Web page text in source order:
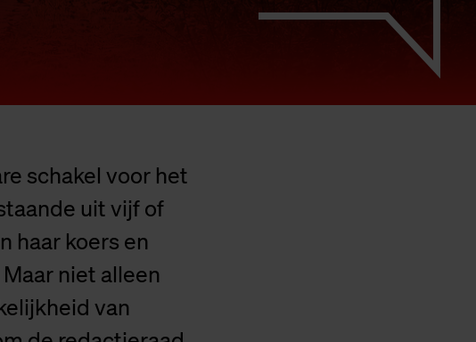
schakel voor het
uit vijf of
haar koers en
niet alleen
van